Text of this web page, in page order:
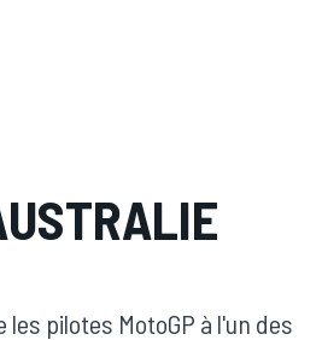
pilotes MotoGP à l'un des